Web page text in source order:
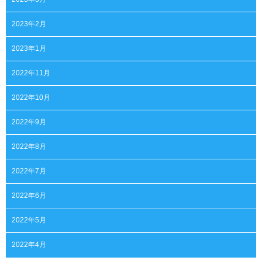
2023年2月
2023年1月
2022年11月
2022年10月
2022年9月
2022年8月
2022年7月
2022年6月
2022年5月
2022年4月